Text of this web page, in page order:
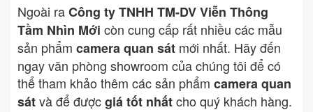
Ngoài raCông ty TNHH TM-DV Viễn Thông
Tầm Nhìn Mới còn cung cấp rất nhiều các mẫu
sản phẩm camera quan sát mới nhất. Hãy đến
ngay văn phòng showroom của chúng tôi để có
thể tham khảo thêm các sản phẩm camera quan
sátvà để đượcgiá tốt nhấtcho quý khách hàng.